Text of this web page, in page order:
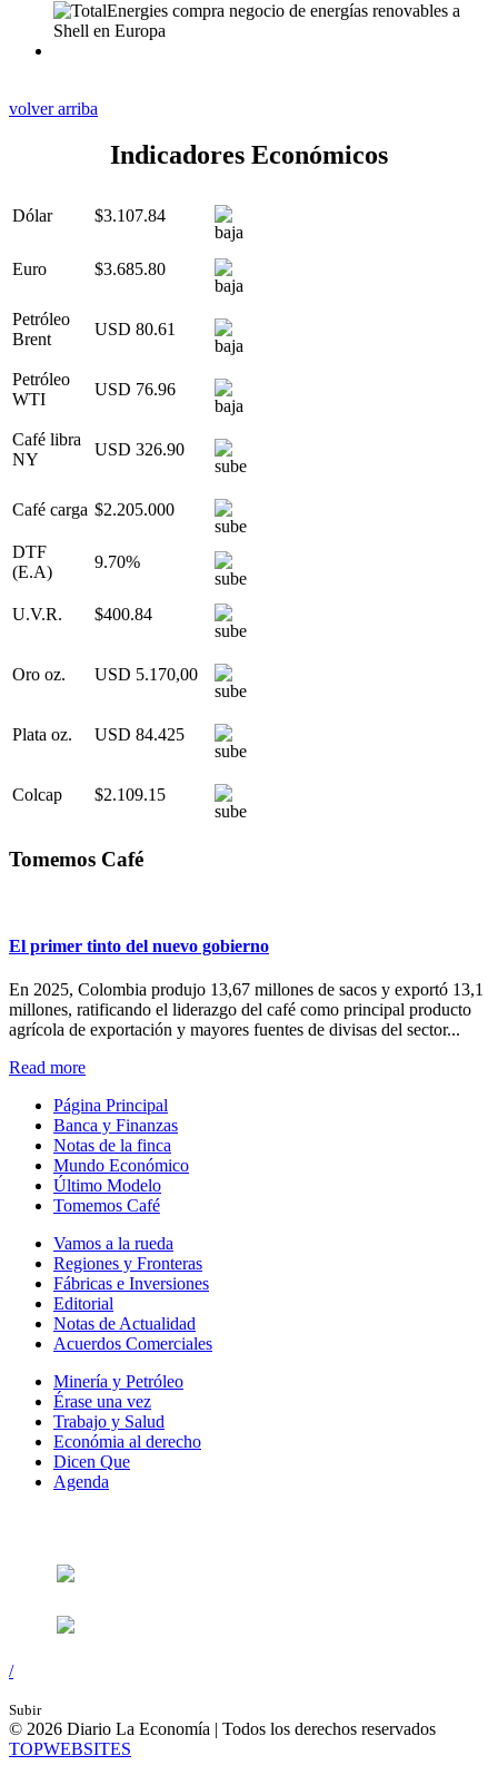
volver arriba
Indicadores Económicos
Dólar $3.107.84
Euro $3.685.80
Petróleo
Brent
USD 80.61
Petróleo
WTI
USD 76.96
Café libra
NY
USD 326.90
Café carga $2.205.000
DTF
(E.A)
9.70%
U.V.R. $400.84
Oro oz. USD 5.170,00
Plata oz. USD 84.425
Colcap $2.109.15
Tomemos Café
El primer tinto del nuevo gobierno
En 2025, Colombia produjo 13,67 millones de sacos y exportó 13,1
millones, ratificando el liderazgo del café como principal producto
agrícola de exportación y mayores fuentes de divisas del sector...
Read more
Página Principal
Banca y Finanzas
Notas de la finca
Mundo Económico
Último Modelo
Tomemos Café
Vamos a la rueda
Regiones y Fronteras
Fábricas e Inversiones
Editorial
Notas de Actualidad
Acuerdos Comerciales
Minería y Petróleo
Érase una vez
Trabajo y Salud
Económia al derecho
Dicen Que
Agenda
/
Subir
© 2026 Diario La Economía | Todos los derechos reservados
TOPWEBSITES